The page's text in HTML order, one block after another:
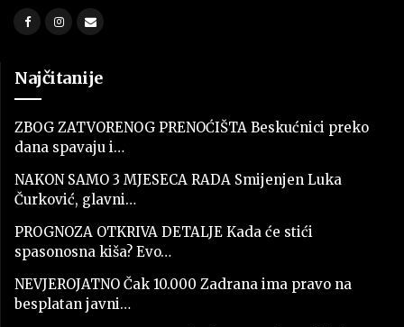
Najčitanije
ZBOG ZATVORENOG PRENOĆIŠTA Beskućnici preko
dana spavaju i…
NAKON SAMO 3 MJESECA RADA Smijenjen Luka
Čurković, glavni…
PROGNOZA OTKRIVA DETALJE Kada će stići
spasonosna kiša? Evo…
NEVJEROJATNO Čak 10.000 Zadrana ima pravo na
besplatan javni…